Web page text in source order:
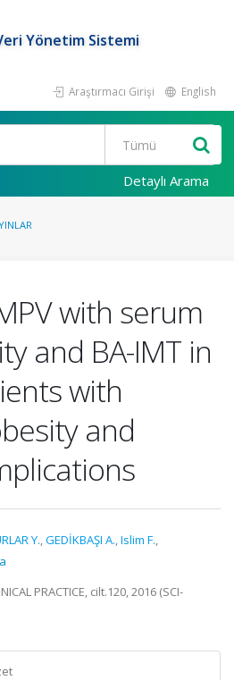
Yönetim Sistemi
Araştırmacı Girişi English
Detaylı Arama
with serum
and BA-IMT in
with
and
Y.,GEDİKBAŞI A.,Islim F.,
PRACTICE, cilt.120, 2016 (SCI-